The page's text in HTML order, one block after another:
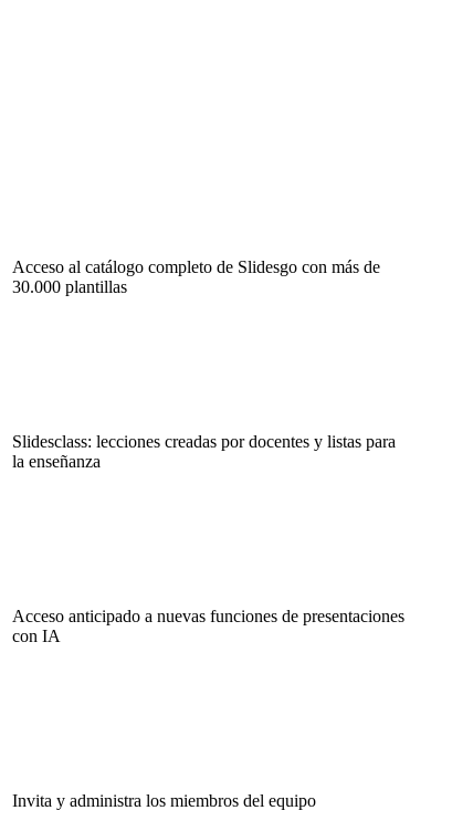
Acceso al catálogo completo de Slidesgo con más de
30.000 plantillas
Slidesclass: lecciones creadas por docentes y listas para
la enseñanza
Acceso anticipado a nuevas funciones de presentaciones
con IA
Invita y administra los miembros del equipo